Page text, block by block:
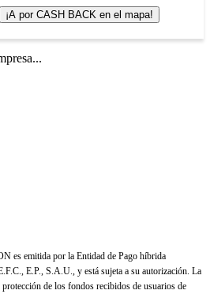
¡A por CASH BACK en el mapa!
es emitida por la Entidad de Pago híbrida
E.P., S.A.U., y está sujeta a su autorización. La
de los fondos recibidos de usuarios de